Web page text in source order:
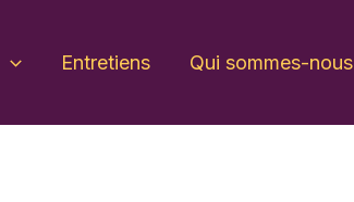
Entretiens Qui sommes-nous